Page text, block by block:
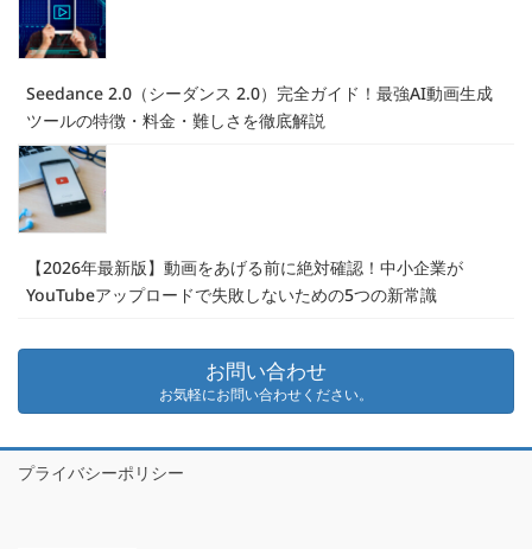
Seedance 2.0（シーダンス 2.0）完全ガイド！最強AI動画生成
ツールの特徴・料金・難しさを徹底解説
【2026年最新版】動画をあげる前に絶対確認！中小企業が
YouTubeアップロードで失敗しないための5つの新常識
お問い合わせ
お気軽にお問い合わせください。
プライバシーポリシー